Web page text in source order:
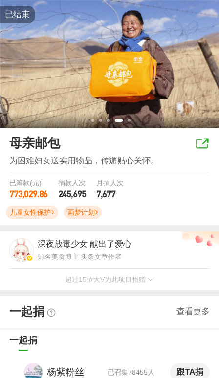
已结束
母亲邮包
为困难妇女送实用物品，传递贴心关怀。
已筹款(元)
773,029.86
捐款人次
245,695
月捐人次
7,677
儿童女性保护 画梦计划
深夜放毒少女 献出了爱心
知名美食博主 头条文章作者
献出了爱心
星座命理博主 超话主持人（安迪造福开运命理师超话） 头条文章作者
超过15位大V为此项目捐赠
查看更多
一起捐
一起捐
杨紫粉丝 已召集78455人 跟TA捐